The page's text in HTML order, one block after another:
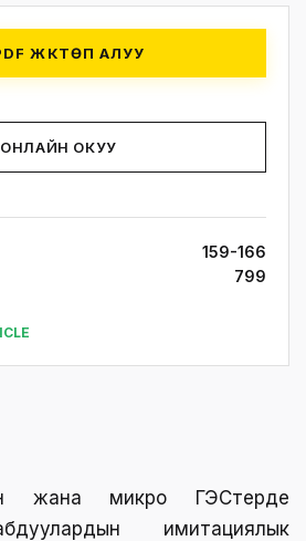
ЖҮКТӨП АЛУУ
ОНЛАЙН ОКУУ
159-166
799
жана микро ГЭСтерде
имитациялык